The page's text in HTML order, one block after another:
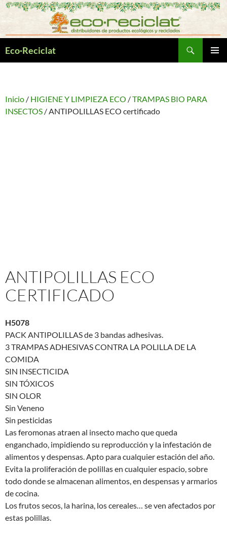
Saltar
Eco·Reciclat
Inicio / HIGIENE Y LIMPIEZA ECO /TRAMPAS BIO PARA
INSECTOS / ANTIPOLILLAS ECO certificado
ANTIPOLILLAS ECO
CERTIFICADO
H5078
PACK ANTIPOLILLAS de 3 bandas adhesivas.
3 TRAMPAS ADHESIVAS CONTRA LA POLILLA DE LA
COMIDA
SIN INSECTICIDA
SIN TÓXICOS
SIN OLOR
Sin Veneno
Sin pesticidas
Las feromonas atraen al insecto macho que queda
enganchado, impidiendo su reproducción y la infestación de
alimentos y despensas. Apto para cualquier estación del año.
Evita la proliferación de polillas en cualquier espacio, sobre
todo donde se almacenan alimentos, en despensas y armarios
de cocina.
Los frutos secos, la harina, los cereales… se ven afectados por
estas polillas.